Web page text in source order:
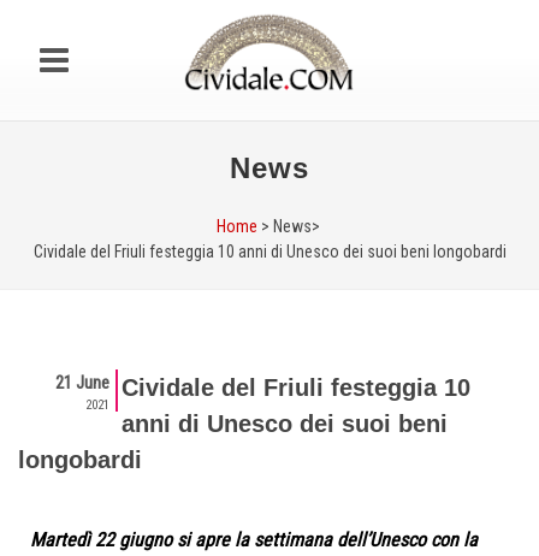
News
Home > News>
Cividale del Friuli festeggia 10 anni di Unesco dei suoi beni longobardi
21 June
2021
Cividale del Friuli festeggia 10
anni di Unesco dei suoi beni
longobardi
Martedì 22 giugno si apre la settimana dell’Unesco con la